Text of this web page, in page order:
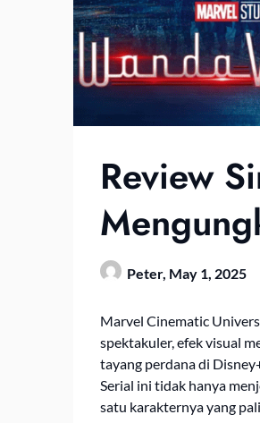
Review
Peter, May 1, 2025
Marvel Cinematic
spektakuler, efek visual
tayang perdana di
Serial ini tidak hanya
satu karakternya yang